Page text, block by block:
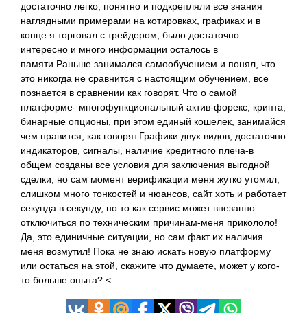
достаточно легко, понятно и подкрепляли все знания
наглядными примерами на котировках, графиках и в
конце я торговал с трейдером, было достаточно
интересно и много информации осталось в
памяти.Раньше занимался самообучением и понял, что
это никогда не сравнится с настоящим обучением, все
познается в сравнении как говорят. Что о самой
платформе- многофункциональный актив-форекс, крипта,
бинарные опционы, при этом единый кошелек, занимайся
чем нравится, как говорят.Графики двух видов, достаточно
индикаторов, сигналы, наличие кредитного плеча-в
общем созданы все условия для заключения выгодной
сделки, но сам момент верификации меня жутко утомил,
слишком много тонкостей и нюансов, сайт хоть и работает
секунда в секунду, но то как сервис может внезапно
отключиться по техническим причинам-меня прикололо!
Да, это единичные ситуации, но сам факт их наличия
меня возмутил! Пока не знаю искать новую платформу
или остаться на этой, скажите что думаете, может у кого-
то больше опыта? <